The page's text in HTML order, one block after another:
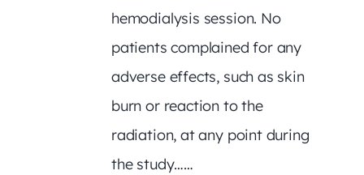
hemodialysis session. No
patients complained for any
adverse effects, such as skin
burn or reaction to the
radiation, at any point during
the study……